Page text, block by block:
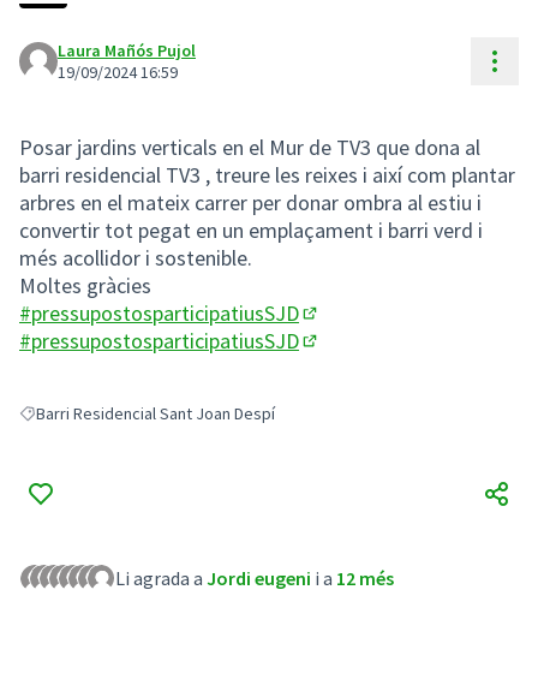
Laura Mañós Pujol
19/09/2024 16:59
Posar jardins verticals en el Mur de TV3 que dona al
barri residencial TV3 , treure les reixes i així com plantar
arbres en el mateix carrer per donar ombra al estiu i
convertir tot pegat en un emplaçament i barri verd i
més acollidor i sostenible.
Moltes gràcies
#pressupostosparticipatiusSJD
(Obrir en una pestanya
#pressupostosparticipatiusSJD
Resultats en filtrar per: Barri Residencial Sant Joan Despí
Barri Residencial Sant Joan Despí
Li agrada a Jordi eugeni i a 12 més